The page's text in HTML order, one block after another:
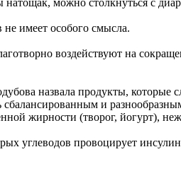
можно столкнуться с
имеет особого смысла.
воздействуют на
назвала продукты, которые
и
жирности (творог, йогурт),
углеводов провоцирует